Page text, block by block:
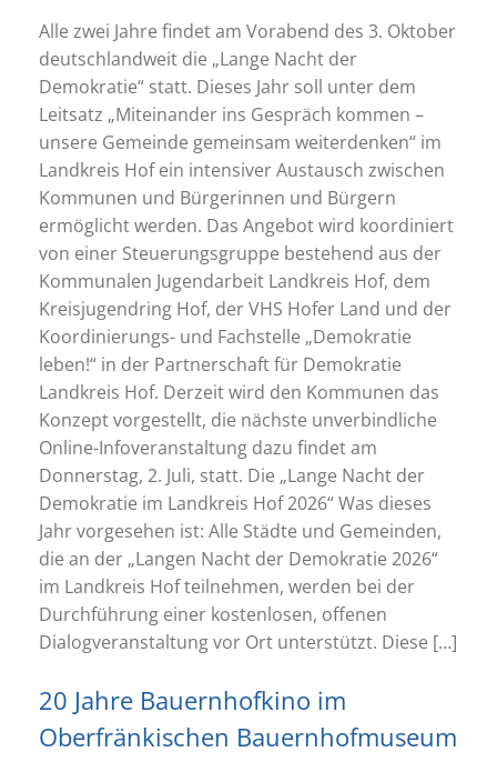
Alle zwei Jahre findet am Vorabend des 3. Oktober
deutschlandweit die „Lange Nacht der
Demokratie“ statt. Dieses Jahr soll unter dem
Leitsatz „Miteinander ins Gespräch kommen –
unsere Gemeinde gemeinsam weiterdenken“ im
Landkreis Hof ein intensiver Austausch zwischen
Kommunen und Bürgerinnen und Bürgern
ermöglicht werden. Das Angebot wird koordiniert
von einer Steuerungsgruppe bestehend aus der
Kommunalen Jugendarbeit Landkreis Hof, dem
Kreisjugendring Hof, der VHS Hofer Land und der
Koordinierungs- und Fachstelle „Demokratie
leben!“ in der Partnerschaft für Demokratie
Landkreis Hof. Derzeit wird den Kommunen das
Konzept vorgestellt, die nächste unverbindliche
Online-Infoveranstaltung dazu findet am
Donnerstag, 2. Juli, statt. Die „Lange Nacht der
Demokratie im Landkreis Hof 2026“ Was dieses
Jahr vorgesehen ist: Alle Städte und Gemeinden,
die an der „Langen Nacht der Demokratie 2026“
im Landkreis Hof teilnehmen, werden bei der
Durchführung einer kostenlosen, offenen
Dialogveranstaltung vor Ort unterstützt. Diese […]
20 Jahre Bauernhofkino im
Oberfränkischen Bauernhofmuseum